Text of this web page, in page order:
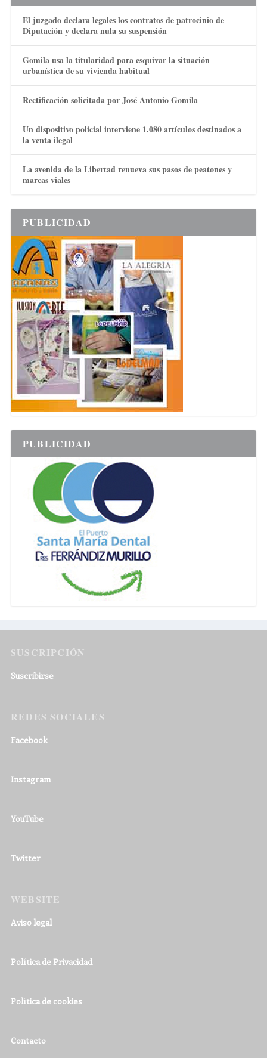
El juzgado declara legales los contratos de patrocinio de
Diputación y declara nula su suspensión
Gomila usa la titularidad para esquivar la situación
urbanística de su vivienda habitual
Rectificación solicitada por José Antonio Gomila
Un dispositivo policial interviene 1.080 artículos destinados a
la venta ilegal
La avenida de la Libertad renueva sus pasos de peatones y
marcas viales
PUBLICIDAD
PUBLICIDAD
SUSCRIPCIÓN
Suscribirse
REDES SOCIALES
Facebook
Instagram
YouTube
Twitter
WEBSITE
Aviso legal
Política de Privacidad
Política de cookies
Contacto